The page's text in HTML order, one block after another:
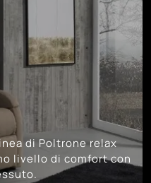
di Poltrone relax
livello di comfort con